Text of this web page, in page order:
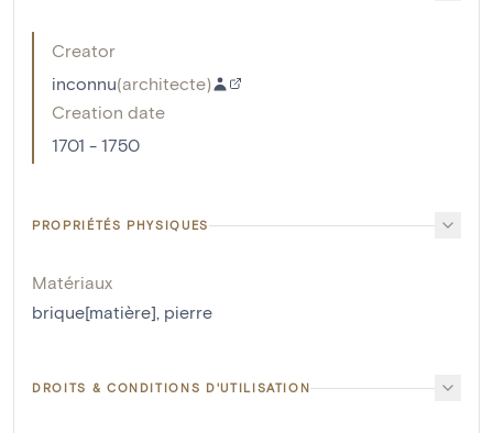
Creator
inconnu(architecte)
Creation date
1701 - 1750
PROPRIÉTÉS PHYSIQUES
Matériaux
brique[matière], pierre
DROITS & CONDITIONS D'UTILISATION